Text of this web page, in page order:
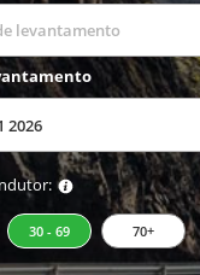
30 - 69 70+